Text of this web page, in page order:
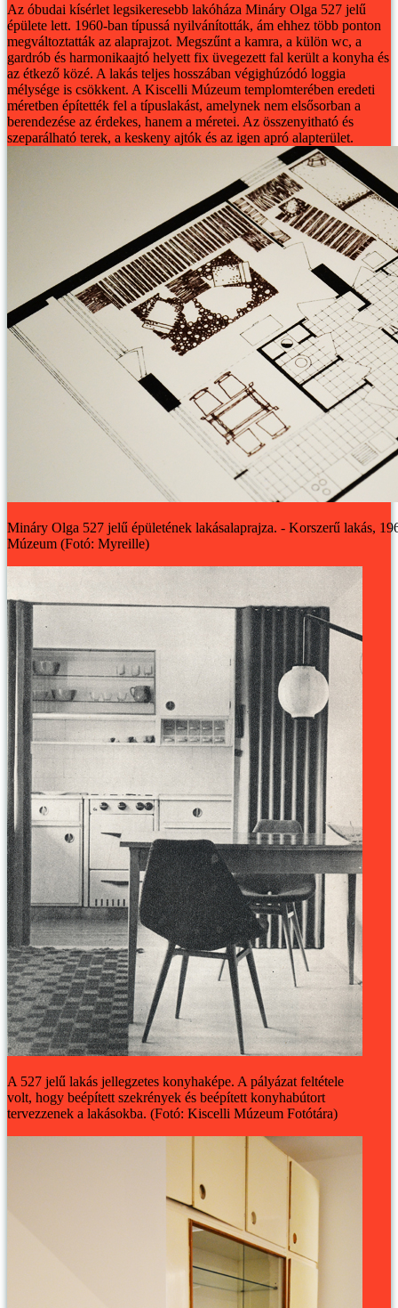
Az óbudai kísérlet legsikeresebb lakóháza Mináry Olga 527 jelű
épülete lett. 1960-ban típussá nyilvánították, ám ehhez több ponton
megváltoztatták az alaprajzot. Megszűnt a kamra, a külön wc, a
gardrób és harmonikaajtó helyett fix üvegezett fal került a konyha és
az étkező közé. A lakás teljes hosszában végighúzódó loggia
mélysége is csökkent. A Kiscelli Múzeum templomterében eredeti
méretben építették fel a típuslakást, amelynek nem elsősorban a
berendezése az érdekes, hanem a méretei. Az összenyitható és
szeparálható terek, a keskeny ajtók és az igen apró alapterület.
Mináry Olga 527 jelű épületének lakásalaprajza. - Korszerű lakás,
Múzeum (Fotó: Myreille)
A 527 jelű lakás jellegzetes konyhaképe. A pályázat feltétele
volt, hogy beépített szekrények és beépített konyhabútort
tervezzenek a lakásokba. (Fotó: Kiscelli Múzeum Fotótára)